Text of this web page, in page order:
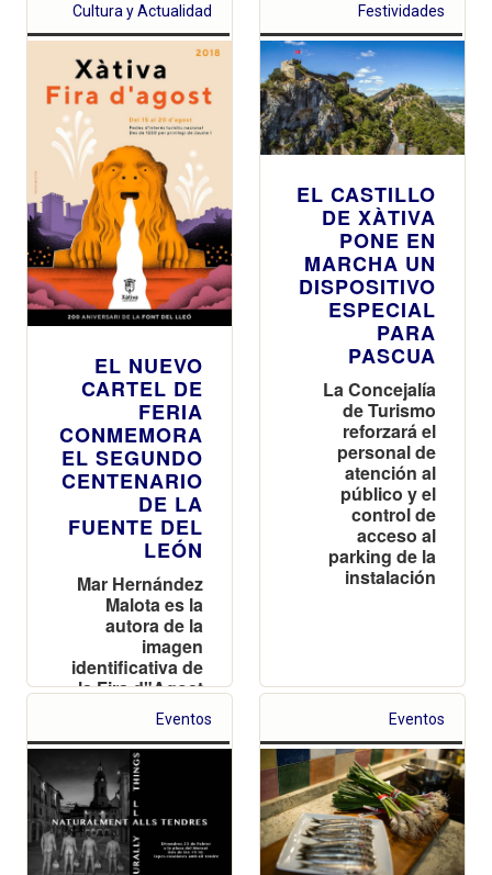
con la salud, el
deporte y la
nutrición
Cultura y Actualidad
EL NUEVO
CARTEL DE
FERIA
CONMEMORA
EL SEGUNDO
CENTENARIO
DE LA
FUENTE DEL
LEÓN
Mar Hernández
Malota es la
autora de la
imagen
identificativa de
la Fira d"Agost
2018
Festividades
EL CASTILLO
DE XÀTIVA
PONE EN
MARCHA UN
DISPOSITIVO
ESPECIAL
PARA
PASCUA
La Concejalía
de Turismo
reforzará el
personal de
atención al
público y el
control de
acceso al
parking de la
instalación
Eventos Eventos